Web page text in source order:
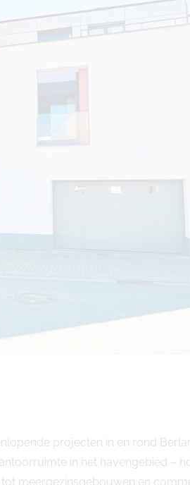
projecten in en rond
in het havengebied –
meergezinsgebouwen en